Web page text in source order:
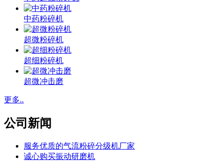
中药粉碎机
超微粉碎机
超细粉碎机
超微冲击磨
更多..
公司新闻
服务优质的气流粉碎分级机厂家
诚心购买振动研磨机